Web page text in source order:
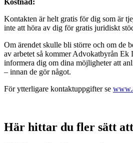
Kontakten är helt gratis för dig som är
inte att höra av dig för gratis juridiskt
Om ärendet skulle bli större och om de
av arbetet så kommer Advokatbyrån
informera dig om dina möjligheter att
– innan de gör något.
För ytterligare kontaktuppgifter se
Här hittar du fler sätt